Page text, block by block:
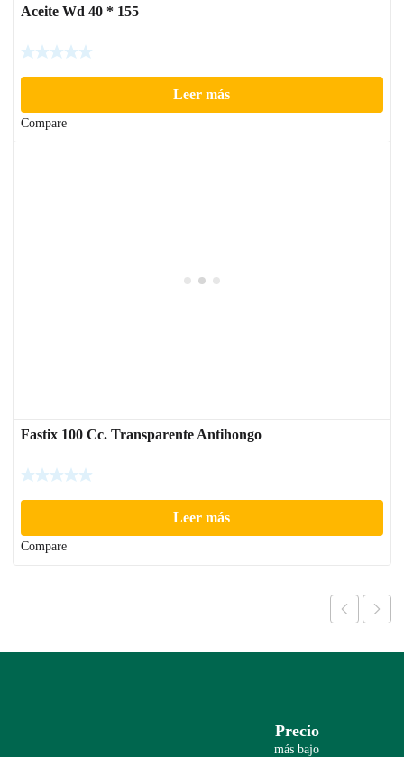
Aceite Wd 40 * 155
Leer más
Compare
Fastix 100 Cc. Transparente Antihongo
Leer más
Compare
Precio
más bajo